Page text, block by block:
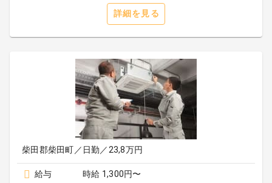
詳細を見る
柴田郡柴田町／日勤／23,8万円
給与
時給 1,300円〜